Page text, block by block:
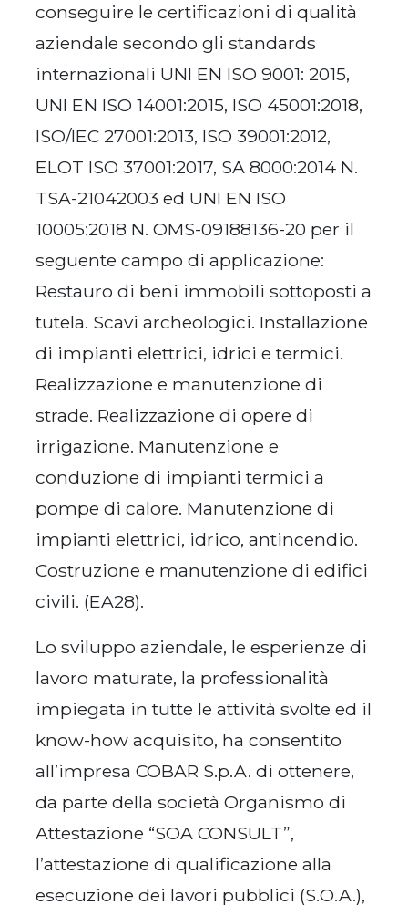
conseguire le certificazioni di qualità
aziendale secondo gli standards
internazionali UNI EN ISO 9001: 2015,
UNI EN ISO 14001:2015, ISO 45001:2018,
ISO/IEC 27001:2013, ISO 39001:2012,
ELOT ISO 37001:2017, SA 8000:2014 N.
TSA-21042003 ed UNI EN ISO
10005:2018 N. OMS-09188136-20 per il
seguente campo di applicazione:
Restauro di beni immobili sottoposti a
tutela. Scavi archeologici. Installazione
di impianti elettrici, idrici e termici.
Realizzazione e manutenzione di
strade. Realizzazione di opere di
irrigazione. Manutenzione e
conduzione di impianti termici a
pompe di calore. Manutenzione di
impianti elettrici, idrico, antincendio.
Costruzione e manutenzione di edifici
civili. (EA28).
Lo sviluppo aziendale, le esperienze di
lavoro maturate, la professionalità
impiegata in tutte le attività svolte ed il
know-how acquisito, ha consentito
all’impresa COBAR S.p.A. di ottenere,
da parte della società Organismo di
Attestazione “SOA CONSULT”,
l’attestazione di qualificazione alla
esecuzione dei lavori pubblici (S.O.A.),